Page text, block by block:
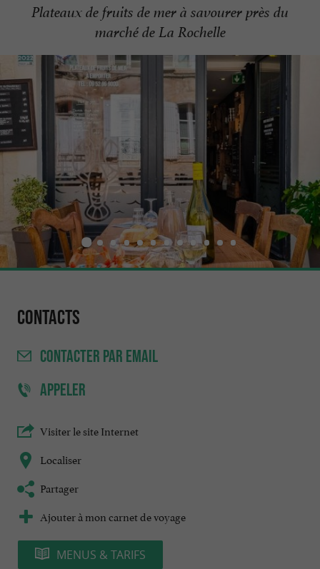
Plateaux de fruits de mer à savourer près du
marché de La Rochelle
Contacts
CONTACTER PAR EMAIL
APPELER
Visiter le site Internet
Localiser
Partager
Ajouter à mon carnet de voyage
MENUS & TARIFS